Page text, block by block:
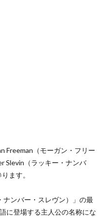
Freeman（モーガン・フリー
Slevin（ラッキー・ナンバ
ます。
ナンバー・スレヴン）」の最
に登場する主人公の名称にな